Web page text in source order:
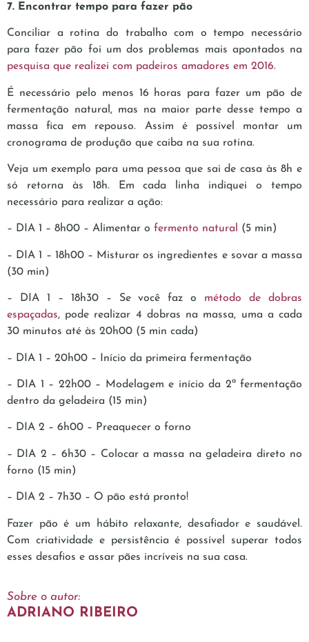
7. Encontrar tempo para fazer pão
Conciliar a rotina do trabalho com o tempo necessário
para fazer pão foi um dos problemas mais apontados na
pesquisa que realizei com padeiros amadores em 2016.
É necessário pelo menos 16 horas para fazer um pão de
fermentação natural, mas na maior parte desse tempo a
massa fica em repouso. Assim é possível montar um
cronograma de produção que caiba na sua rotina.
Veja um exemplo para uma pessoa que sai de casa às 8h e
só retorna às 18h. Em cada linha indiquei o tempo
necessário para realizar a ação:
– DIA 1 – 8h00 – Alimentar o fermento natural (5 min)
– DIA 1 – 18h00 – Misturar os ingredientes e sovar a massa
(30 min)
– DIA 1 – 18h30 – Se você faz o método de dobras
espaçadas, pode realizar 4 dobras na massa, uma a cada
30 minutos até às 20h00 (5 min cada)
– DIA 1 – 20h00 – Início da primeira fermentação
– DIA 1 – 22h00 – Modelagem e início da 2ª fermentação
dentro da geladeira (15 min)
– DIA 2 – 6h00 – Preaquecer o forno
– DIA 2 – 6h30 – Colocar a massa na geladeira direto no
forno (15 min)
– DIA 2 – 7h30 – O pão está pronto!
Fazer pão é um hábito relaxante, desafiador e saudável.
Com criatividade e persistência é possível superar todos
esses desafios e assar pães incríveis na sua casa.
Sobre o autor:
ADRIANO RIBEIRO